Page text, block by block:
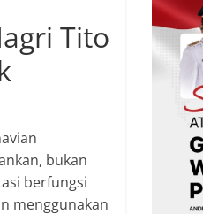
Tito
bukan
berfungsi
menggunakan